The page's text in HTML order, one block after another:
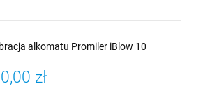
alkomatu Promiler iBlow 10
zł